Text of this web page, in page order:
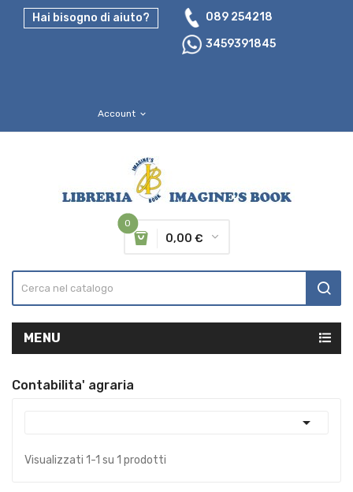
Hai bisogno di aiuto?
089 254218
3459391845
Account expand_more
0
0,00 €
MENU
Contabilita' agraria

Visualizzati 1-1 su 1 prodotti